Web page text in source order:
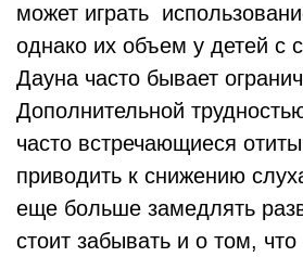
может играть
однако их объем у детей с
Дауна часто бывает
Дополнительной
часто встречающиеся
приводить к снижению
еще больше замедлять
стоит забывать и о том, что